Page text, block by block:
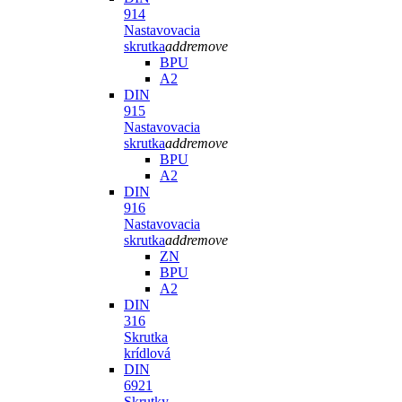
914
Nastavovacia
skrutkaaddremove
BPU
A2
DIN
915
Nastavovacia
skrutkaaddremove
BPU
A2
DIN
916
Nastavovacia
skrutkaaddremove
ZN
BPU
A2
DIN
316
Skrutka
krídlová
DIN
6921